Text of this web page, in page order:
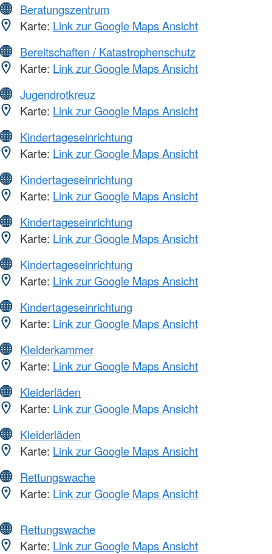
Beratungszentrum
Karte: Link zur Google Maps Ansicht
Bereitschaften / Katastrophenschutz
Karte: Link zur Google Maps Ansicht
Jugendrotkreuz
Karte: Link zur Google Maps Ansicht
Kindertageseinrichtung
Karte: Link zur Google Maps Ansicht
Kindertageseinrichtung
Karte: Link zur Google Maps Ansicht
Kindertageseinrichtung
Karte: Link zur Google Maps Ansicht
Kindertageseinrichtung
Karte: Link zur Google Maps Ansicht
Kindertageseinrichtung
Karte: Link zur Google Maps Ansicht
Kleiderkammer
Karte: Link zur Google Maps Ansicht
Kleiderläden
Karte: Link zur Google Maps Ansicht
Kleiderläden
Karte: Link zur Google Maps Ansicht
Rettungswache
Karte: Link zur Google Maps Ansicht
Rettungswache
Karte: Link zur Google Maps Ansicht